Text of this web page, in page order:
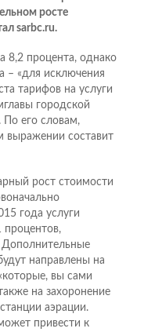
росте
sarbc.ru.
8,2 процента, однако
– «для исключения
тарифов на услуги
городской
. По его словам,
выражении составит
рост стоимости
года услуги
Дополнительные
направлены на
вы сами
на захоронение
аэрации.
привести к